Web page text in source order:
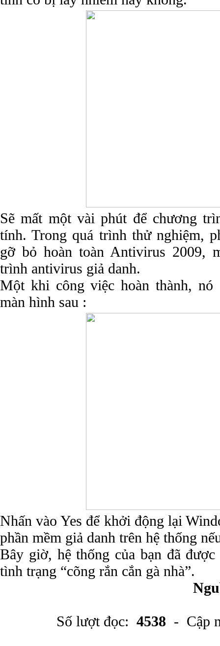
Sẽ mất một vài phút để chương
tính. Trong quá trình thử nghiệm,
gỡ bỏ hoàn toàn Antivirus 2009,
trình antivirus giả danh.
Một khi công việc hoàn thành,
màn hình sau :
Nhấn vào Yes để khởi động lại
phần mềm giả danh trên hệ thống
Bây giờ, hệ thống của bạn đã
tình trạng “cõng rắn cắn gà nhà”.
Số lượt đọc: 4538 - Cập